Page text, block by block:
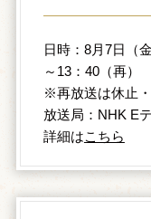
日時：8月7日（
～13：40（再）
※再放送は休止
放送局：NHK E
詳細はこちら